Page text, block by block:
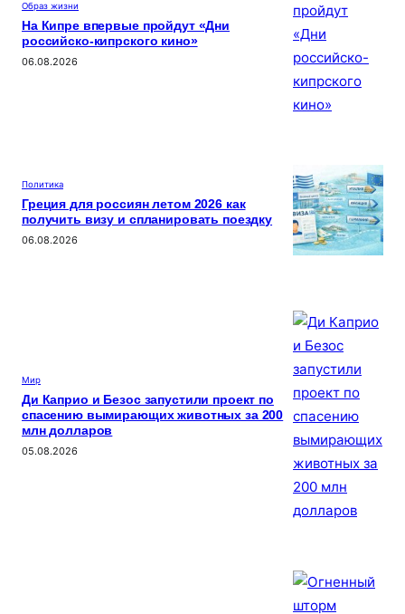
Образ жизни
На Кипре впервые пройдут «Дни
российско-кипрского кино»
06.08.2026
Политика
Греция для россиян летом 2026 как
получить визу и спланировать поездку
06.08.2026
Мир
Ди Каприо и Безос запустили проект по
спасению вымирающих животных за 200
млн долларов
05.08.2026